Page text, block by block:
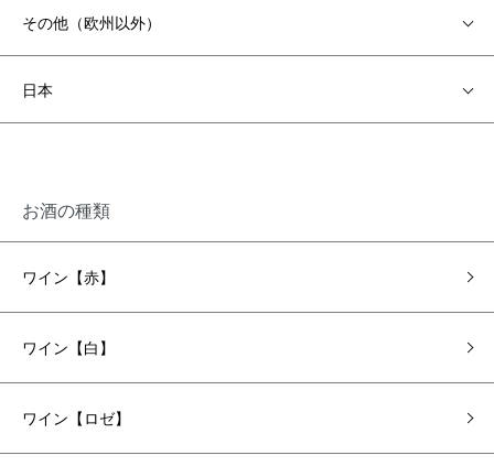
その他（欧州以外）
日本
お酒の種類
ワイン【赤】
ワイン【白】
ワイン【ロゼ】